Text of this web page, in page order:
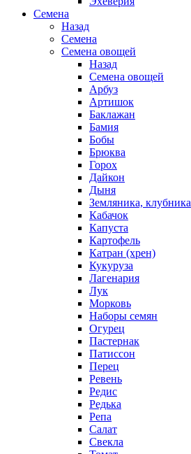
Семена
Назад
Семена
Семена овощей
Назад
Семена овощей
Арбуз
Артишок
Баклажан
Бамия
Бобы
Брюква
Горох
Дайкон
Дыня
Земляника, клубника
Кабачок
Капуста
Картофель
Катран (хрен)
Кукуруза
Лагенария
Лук
Морковь
Наборы семян
Огурец
Пастернак
Патиссон
Перец
Ревень
Редис
Редька
Репа
Салат
Свекла